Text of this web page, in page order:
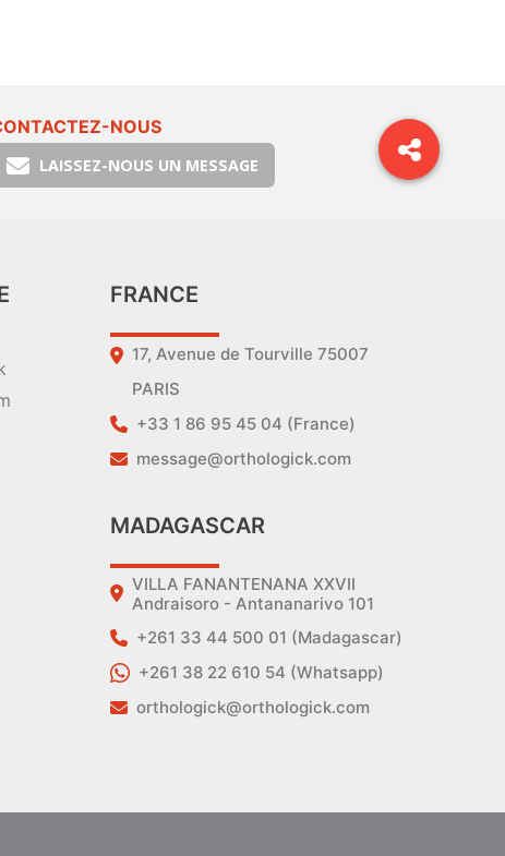
NOUS
LAISSEZ-NOUS UN MESSAGE
FRANCE
17, Avenue de Tourville 75007
PARIS
+33 1 86 95 45 04 (France)
message@orthologick.com
MADAGASCAR
VILLA FANANTENANA XXVII
Andraisoro - Antananarivo 101
+261 33 44 500 01 (Madagascar)
+261 38 22 610 54 (Whatsapp)
orthologick@orthologick.com